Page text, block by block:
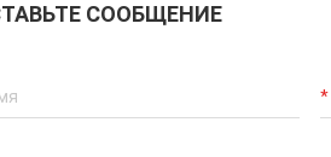
СООБЩЕНИЕ